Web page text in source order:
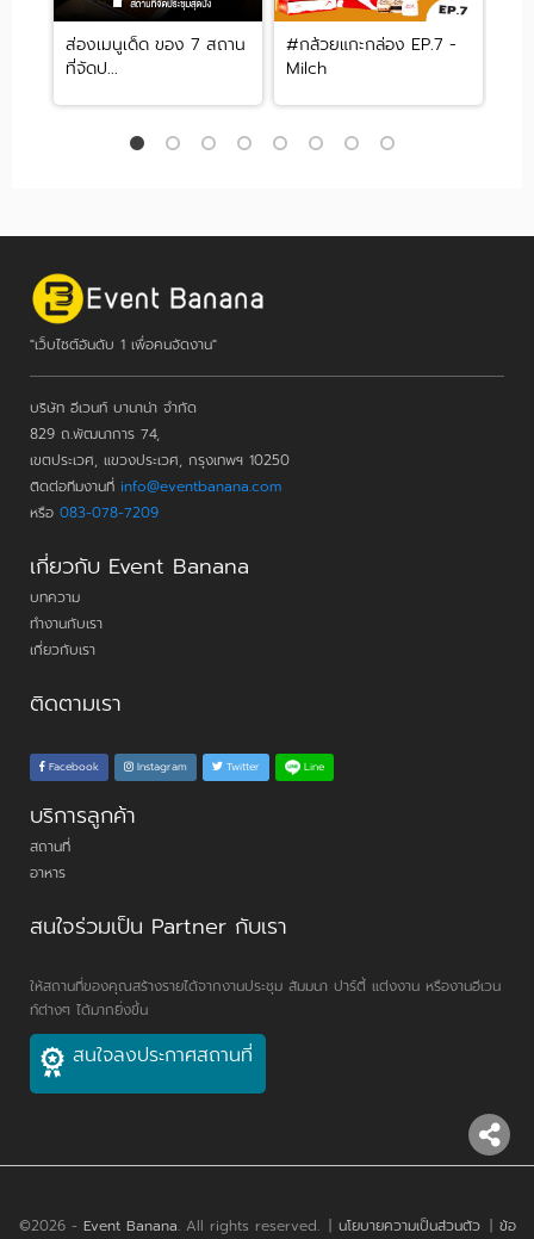
ส่องเมนูเด็ด ของ 7 สถาน
ที่จัดป...
#กล้วยแกะกล่อง EP.7 -
Milch
"เว็บไซต์อันดับ 1 เพื่อคนจัดงาน"
บริษัท อีเวนท์ บานาน่า จำกัด
829 ถ.พัฒนาการ 74,
เขตประเวศ, แขวงประเวศ, กรุงเทพฯ 10250
ติดต่อทีมงานที่ info@eventbanana.com
หรือ 083-078-7209
เกี่ยวกับ Event Banana
บทความ
ทำงานกับเรา
เกี่ยวกับเรา
ติดตามเรา
Facebook Instagram Twitter Line
บริการลูกค้า
สถานที่
อาหาร
สนใจร่วมเป็น Partner กับเรา
ให้สถานที่ของคุณสร้างรายได้จากงานประชุม สัมมนา ปาร์ตี้ แต่งงาน หรืองานอีเวน
ท์ต่างๆ ได้มากยิ่งขึ้น
สนใจลงประกาศสถานที่
©2026 - Event Banana. All rights reserved. | นโยบายความเป็นส่วนตัว | ข้อ